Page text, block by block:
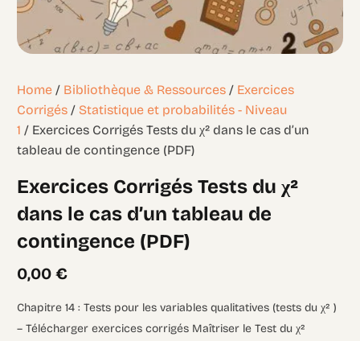
Home / Bibliothèque & Ressources / Exercices
Corrigés / Statistique et probabilités - Niveau
1 / Exercices Corrigés Tests du χ² dans le cas d’un
tableau de contingence (PDF)
Exercices Corrigés Tests du χ²
dans le cas d’un tableau de
contingence (PDF)
0,00€
Chapitre 14 : Tests pour les variables qualitatives (tests du χ² )
– Télécharger exercices corrigés Maîtriser le Test du χ²